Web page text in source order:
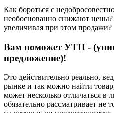
Как бороться с
необоснованно снижают
увеличивая при этом продажи?
Вам поможет УТП -
предложение)!
Это действительно реально,
рынке и так можно найти
может несколько отличаться в
обязательно рассматривает не